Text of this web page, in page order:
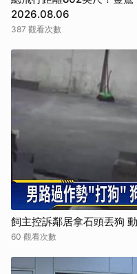
2026.08.06
387 觀看次數
飼主控訴鄰居拿石頭丟狗
60 觀看次數